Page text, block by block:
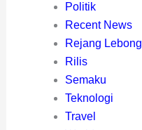
Politik
Recent News
Rejang Lebong
Rilis
Semaku
Teknologi
Travel